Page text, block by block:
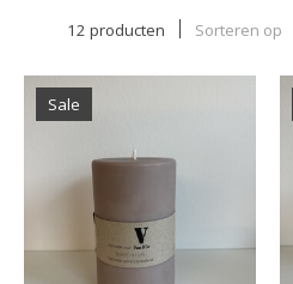
12 producten Sorteren op
Sale